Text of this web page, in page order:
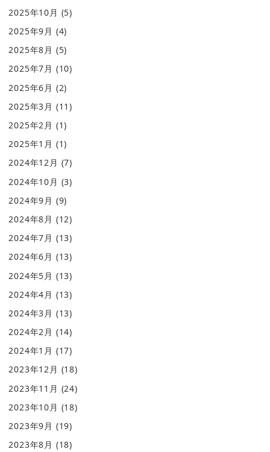
2025年10月 (5)
2025年9月 (4)
2025年8月 (5)
2025年7月 (10)
2025年6月 (2)
2025年3月 (11)
2025年2月 (1)
2025年1月 (1)
2024年12月 (7)
2024年10月 (3)
2024年9月 (9)
2024年8月 (12)
2024年7月 (13)
2024年6月 (13)
2024年5月 (13)
2024年4月 (13)
2024年3月 (13)
2024年2月 (14)
2024年1月 (17)
2023年12月 (18)
2023年11月 (24)
2023年10月 (18)
2023年9月 (19)
2023年8月 (18)